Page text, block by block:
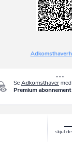
SeAdkomsthaver
Premium abonnement